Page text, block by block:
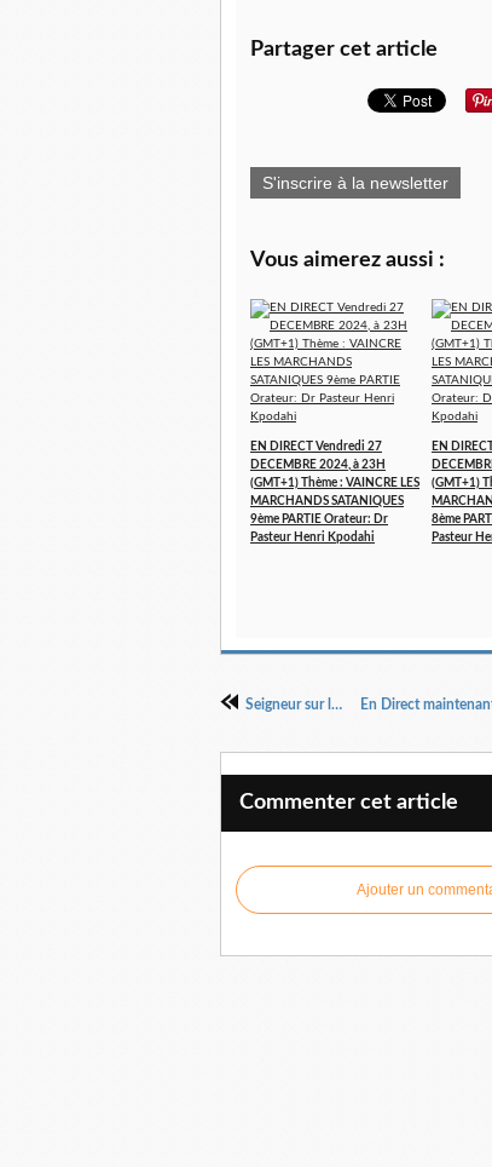
Partager cet article
S'inscrire à la newsletter
Vous aimerez aussi :
EN DIRECT Vendredi 27
DECEMBRE 2024, à 23H
(GMT+1) Thème : VAINCRE LES
MARCHANDS SATANIQUES
9ème PARTIE Orateur: Dr
Pasteur Henri Kpodahi
EN
(GMT+1)
8ème
Pasteur
Seigneur sur la vie et la mort
Commenter cet article
Ajouter un